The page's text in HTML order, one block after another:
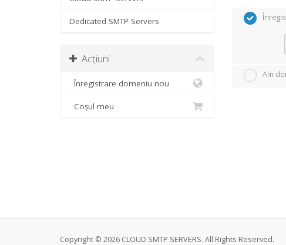
Dedicated SMTP Servers
Acțiuni
Înregistrare domeniu nou
Coșul meu
Am
Copyright © 2026 CLOUD SMTP SERVERS. All Rights Reserved.